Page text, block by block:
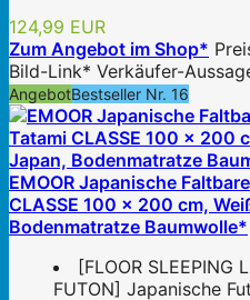
124,99 EUR
Zum Angebot im Shop*
Bild-Link* Verkäufer-
AngebotBestseller Nr. 16
EMOOR Japanische
CLASSE 100 x 200 cm,
Bodenmatratze Baumwolle*
[FLOOR SLEEPING
FUTON] Japanische